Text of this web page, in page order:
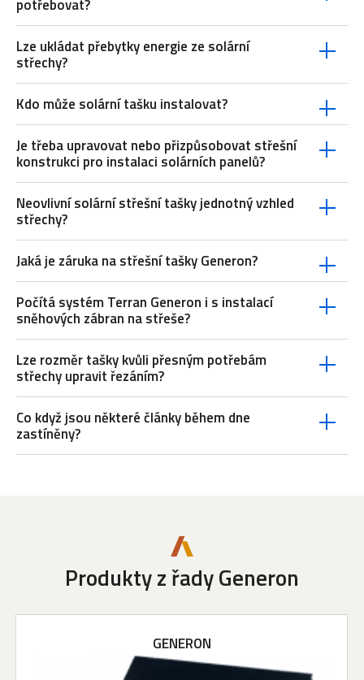
potřebovat?
Lze ukládat přebytky energie ze solární
střechy?
Kdo může solární tašku instalovat?
Je třeba upravovat nebo přizpůsobovat střešní
konstrukci pro instalaci solárních panelů?
Neovlivní solární střešní tašky jednotný vzhled
střechy?
Jaká je záruka na střešní tašky Generon?
Počítá systém Terran Generon i s instalací
sněhových zábran na střeše?
Lze rozměr tašky kvůli přesným potřebám
střechy upravit řezáním?
Co když jsou některé články během dne
zastíněny?
Produkty z řady Generon
GENERON